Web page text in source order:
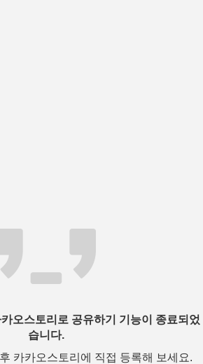
오스토리로 공유하기 기능이 종료되었
습니다.
카카오스토리에 직접 등록해 보세요.